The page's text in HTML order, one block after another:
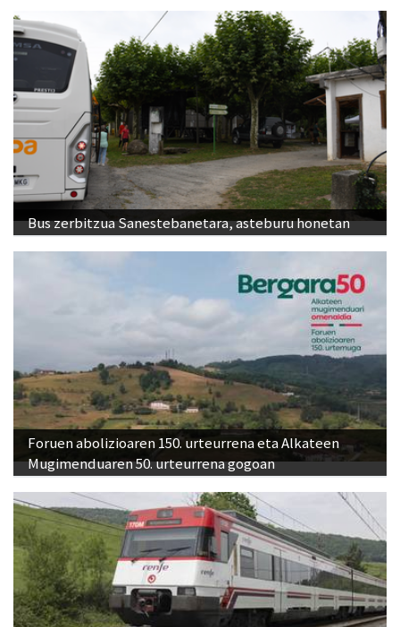
Bus zerbitzua Sanestebanetara, asteburu honetan
Foruen abolizioaren 150. urteurrena eta Alkateen
Mugimenduaren 50. urteurrena gogoan